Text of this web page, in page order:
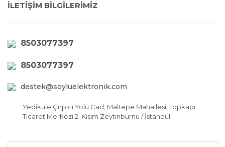
İLETİŞİM BİLGİLERİMİZ
8503077397
8503077397
destek@soyluelektronik.com
Yedikule Çırpıcı Yolu Cad, Maltepe Mahallesi, Topkapı
Ticaret Merkezi 2. Kısım Zeytinburnu / İstanbul